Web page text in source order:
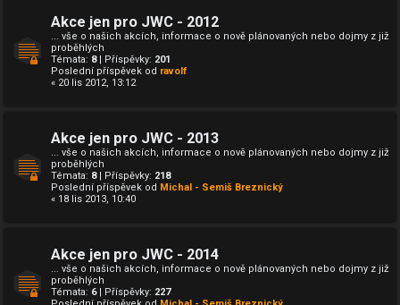
Akce jen pro JWC - 2012
... vše o našich akcích, informace o nově plánovaných nebo dojmy z již
proběhlých
Témata: 8| Příspěvky: 201
Poslední příspěvek od ravolf
« 20 lis 2012, 13:12
Akce jen pro JWC - 2013
... vše o našich akcích, informace o nově plánovaných nebo dojmy z již
proběhlých
Témata: 8| Příspěvky: 218
Poslední příspěvek od Michal - Semiš Breznický
« 18 lis 2013, 10:40
Akce jen pro JWC - 2014
... vše o našich akcích, informace o nově plánovaných nebo dojmy z již
proběhlých
Témata: 6| Příspěvky: 227